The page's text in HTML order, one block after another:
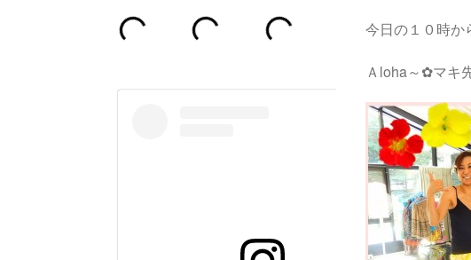
今日の１０時か
Ａloha～✿マキ